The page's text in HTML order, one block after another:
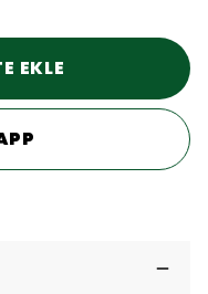
EKLE